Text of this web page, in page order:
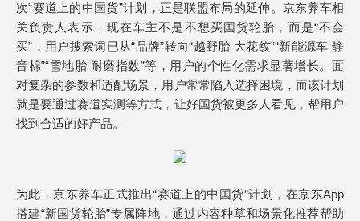
次“赛道上的中国货”计划，正是联盟布局的延伸。京东养车相
关负责人表示，现在车主不是不想买国货轮胎，而是“不会
买”，用户搜索词已从“品牌”转向“越野胎 大花纹”“新能源车 静
音棉”“雪地胎 耐磨指数”等，用户的个性化需求显著增长。面
对复杂的参数和适配场景，用户常常陷入选择困境，而该计划
就是要通过赛道实测等方式，让好国货被更多人看见，帮用户
找到合适的好产品。
为此，京东养车正式推出“赛道上的中国货”计划，在京东App
搭建“新国货轮胎”专属阵地，通过内容种草和场景化推荐帮助